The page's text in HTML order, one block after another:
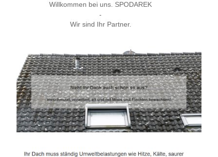
Willkommen bei uns. SPODAREK
-
Wir sind Ihr Partner.